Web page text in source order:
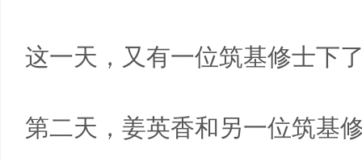
这一天，又有一位筑基修士下
第二天，姜英香和另一位筑基